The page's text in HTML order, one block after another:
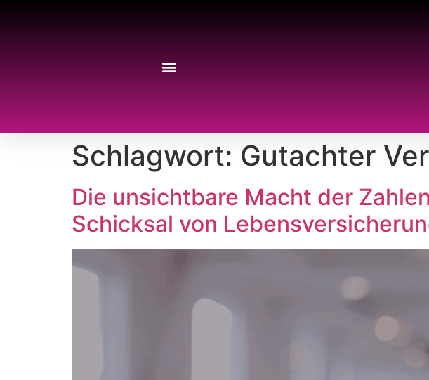
Schlagwort: Gutachter
Die unsichtbare Macht der
Schicksal von